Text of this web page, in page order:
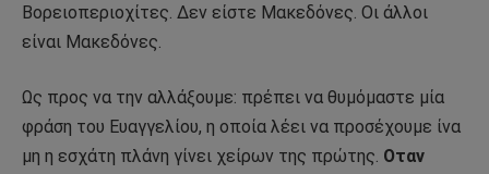
Βορειοπεριοχίτες. Δεν είστε Μακεδόνες. Οι άλλοι
είναι Μακεδόνες.
Ως προς να την αλλάξουμε: πρέπει να θυμόμαστε μία
φράση του Ευαγγελίου, η οποία λέει να προσέχουμε ίνα
μη η εσχάτη πλάνη γίνει χείρων της πρώτης. Οταν